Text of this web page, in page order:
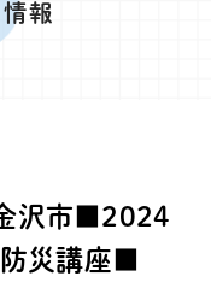
報
沢市■2024
災講座■